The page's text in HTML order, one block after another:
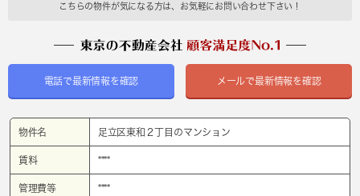
こちらの物件が気になる方は、お気軽にお問い合わせ下さい！
電話で最新情報を確認 メールで最新情報を確認
物件名 足立区東和２丁目のマンション
賃料 ****
管理費等 ****